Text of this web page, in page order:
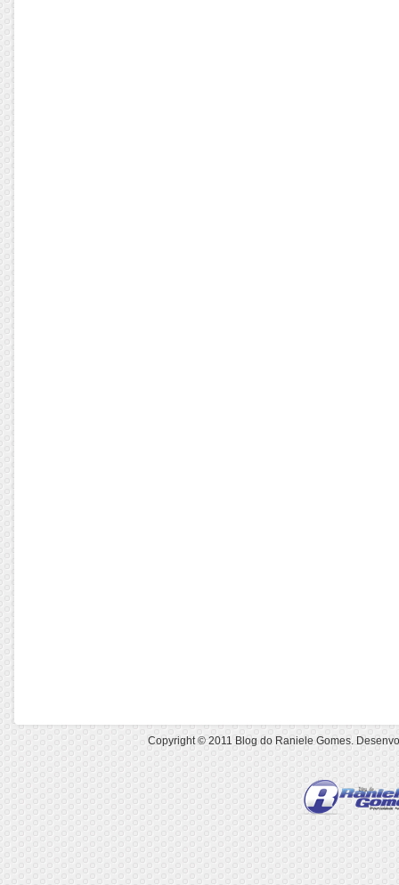
Copyright © 2011Blog do Raniele Gomes.